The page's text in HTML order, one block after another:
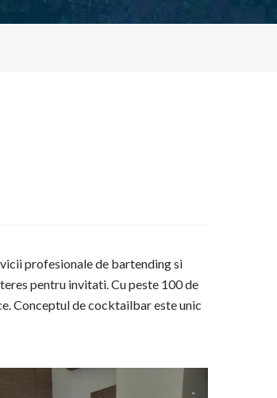
profesionale de bartending si
pentru invitati. Cu peste 100 de
Conceptul de cocktailbar este unic